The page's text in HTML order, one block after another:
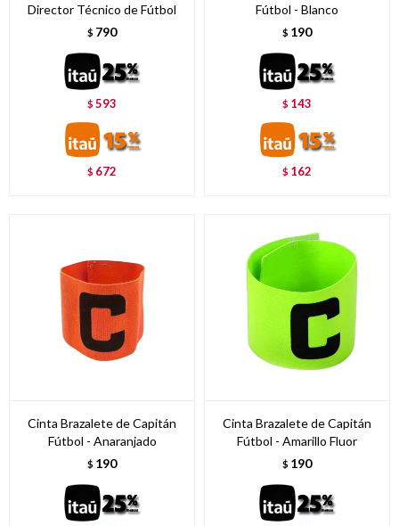
Director Técnico de Fútbol
$ 790
$593
$ 672
Fútbol - Blanco
$ 190
$ 143
$ 162
Cinta Brazalete de Capitán
Fútbol - Anaranjado
$ 190
Cinta Brazalete de Capitán
Fútbol - Amarillo Fluor
$ 190